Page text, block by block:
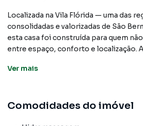
Taco madeira
Sacada
Localizada na Vila Flórida — uma das
consolidadas e valorizadas de São
esta casa foi construída para quem
entre espaço, conforto e localização.
suítes apertadas que cabem só a cama.
Ver mais
Comodidades do imóvel